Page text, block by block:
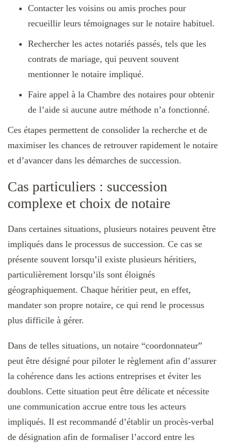
Contacter les voisins ou amis proches pour
recueillir leurs témoignages sur le notaire habituel.
Rechercher les actes notariés passés, tels que les
contrats de mariage, qui peuvent souvent
mentionner le notaire impliqué.
Faire appel à la Chambre des notaires pour obtenir
de l’aide si aucune autre méthode n’a fonctionné.
Ces étapes permettent de consolider la recherche et de
maximiser les chances de retrouver rapidement le notaire
et d’avancer dans les démarches de succession.
Cas particuliers : succession
complexe et choix de notaire
Dans certaines situations, plusieurs notaires peuvent être
impliqués dans le processus de succession. Ce cas se
présente souvent lorsqu’il existe plusieurs héritiers,
particulièrement lorsqu’ils sont éloignés
géographiquement. Chaque héritier peut, en effet,
mandater son propre notaire, ce qui rend le processus
plus difficile à gérer.
Dans de telles situations, un notaire “coordonnateur”
peut être désigné pour piloter le règlement afin d’assurer
la cohérence dans les actions entreprises et éviter les
doublons. Cette situation peut être délicate et nécessite
une communication accrue entre tous les acteurs
impliqués. Il est recommandé d’établir un procès-verbal
de désignation afin de formaliser l’accord entre les